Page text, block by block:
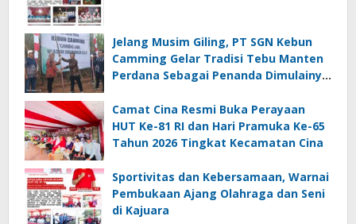
Jelang Musim Giling, PT SGN Kebun
Camming Gelar Tradisi Tebu Manten
Perdana Sebagai Penanda Dimulainya
Camat Cina Resmi Buka Perayaan
HUT Ke-81 RI dan Hari Pramuka Ke-65
Tahun 2026 Tingkat Kecamatan Cina
Sportivitas dan Kebersamaan, Warnai
Pembukaan Ajang Olahraga dan Seni
di Kajuara